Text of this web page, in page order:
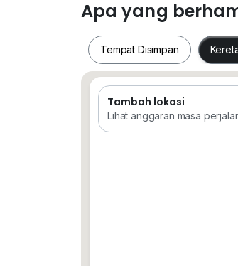
Light Industry
Power Supply 100amp
Ceiling Height 8 meter
Freehold
International Lot
Tenated with rental RM
Selling Price RM 2.7mil nego
Apa yang
Tempat Disimpan
Tempat Disimpan
Tambah lokasi
Lihat anggaran masa